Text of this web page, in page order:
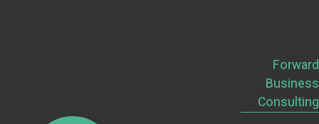
Forward
Business
Consulting